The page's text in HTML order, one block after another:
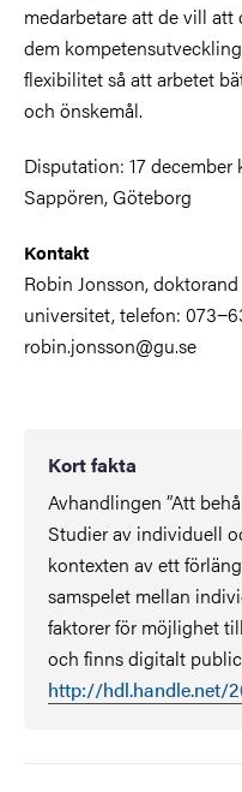
medarbetare att de vill att
dem
flexibilitet så att arbetet
och önskemål.
Disputation: 17 december
Sappören, Göteborg
Kontakt
Robin Jonsson,
universitet, telefon:
robin.jonsson@gu.se
Kort fakta
Avhandlingen ”Att
Studier av individuell
kontexten av ett
samspelet mellan
faktorer för möjlighet
och finns digitalt
http://hdl.handle.net/